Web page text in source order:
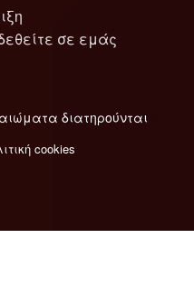
σε εμάς
διατηρούνται
cookies